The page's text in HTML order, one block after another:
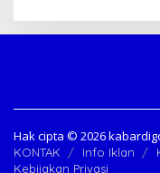
Hak cipta ©️ 2026
KONTAK
Info Iklan
Kebijakan Privasi